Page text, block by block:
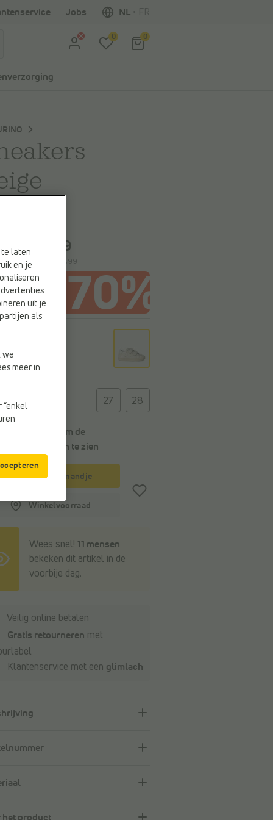
Jobs NL
0 0
€ 69,99
laagste prijs:
27 28
Kies een maat om de
leveringstermijn te zien
In winkelmandje
Winkelvoorraad
Wees snel! 11 mensen
bekeken dit artikel in de
voorbije dag.
Veilig online betalen
Gratis retourneren met
Klantenservice met een glimlach
het product
te laten
en je
uit je
als
we
meer in
“enkel